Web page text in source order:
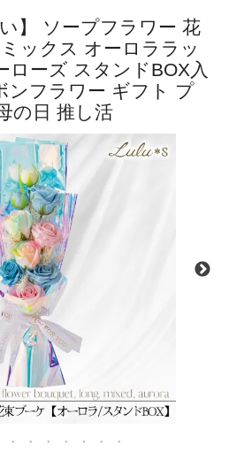
い】 ソープフラワー 花
ックス オーロララッ
ローズ スタンドBOX入
ンフラワー ギフト プ
の日 推し活